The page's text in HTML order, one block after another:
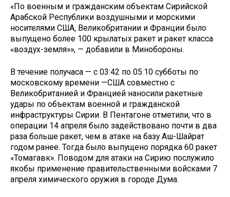
«По военным и гражданским объектам Сирийской
Арабской Республики воздушными и морскими
носителями США, Великобритании и Франции было
выпущено более 100 крылатых ракет и ракет класса
«воздух-земля»», — добавили в Минобороны.
В течение получаса — с 03:42 по 05:10 субботы по
московскому времени —США совместно с
Великобританией и Францией наносили ракетные
удары по объектам военной и гражданской
инфраструктуры Сирии. В Пентагоне отметили, что в
операции 14 апреля было задействовано почти в два
раза больше ракет, чем в атаке на базу Аш-Шайрат
годом ранее. Тогда было выпущено порядка 60 ракет
«Томагавк». Поводом для атаки на Сирию послужило
якобы применение правительственными войсками 7
апреля химического оружия в городе Дума.